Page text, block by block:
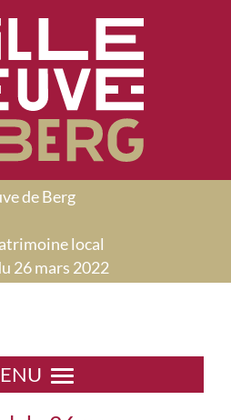
de Berg
local
26 mars 2022